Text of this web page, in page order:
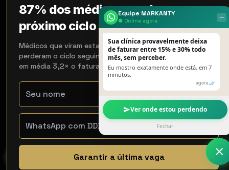
WhatsApp Contato
87% dos médicos perdem o
próximo ciclo de 90 dias
Médicos que viram esta página e não agendaram
perderam o ciclo seguinte. Os que agendaram recuperaram
em média 3,2× o faturamento em 90 dias.
Garantir a última vaga
Equipe MARKANTY
● Online agora ‒
Sua clínica provavelmente deixa
de faturar entre 15% e 30% todo
mês, sem perceber.
Eu mostro exatamente onde está, em 7
minutos.
agora
Ver onde estou perdendo
Fechar